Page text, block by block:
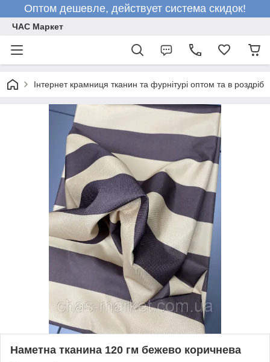
Оптом дешевле, действует система скидок!
ЧАС Маркет
Інтернет крамниця тканин та фурнітурі оптом та в роздріб
Наметна тканина 120 гм бежево коричнева